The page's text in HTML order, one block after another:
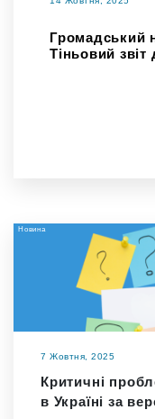
Громадський
Тіньовий звіт
Новина
7 Жовтня, 2025
Критичні
в Україні за